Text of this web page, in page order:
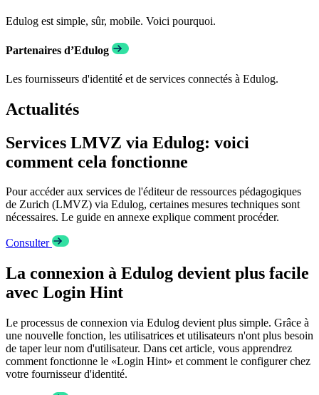
Edulog est simple, sûr, mobile. Voici pourquoi.
Partenaires d’Edulog
Les fournisseurs d'identité et de services connectés à Edulog.
Actualités
Services LMVZ via Edulog: voici
comment cela fonctionne
Pour accéder aux services de l'éditeur de ressources pédagogiques
de Zurich (LMVZ) via Edulog, certaines mesures techniques sont
nécessaires. Le guide en annexe explique comment procéder.
Consulter
La connexion à Edulog devient plus facile
avec Login Hint
Le processus de connexion via Edulog devient plus simple. Grâce à
une nouvelle fonction, les utilisatrices et utilisateurs n'ont plus besoin
de taper leur nom d'utilisateur. Dans cet article, vous apprendrez
comment fonctionne le «Login Hint» et comment le configurer chez
votre fournisseur d'identité.